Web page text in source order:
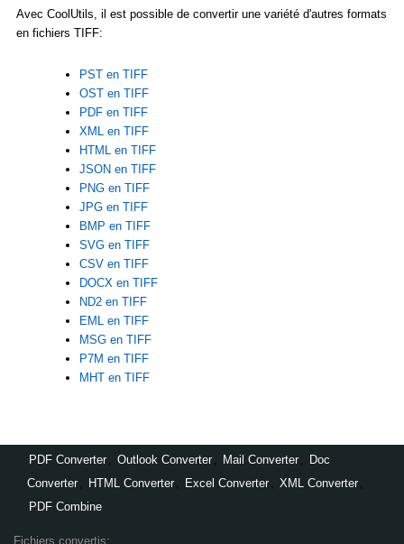
Avec CoolUtils, il est possible de convertir une variété d'autres formats
en fichiers TIFF:
PST en TIFF
OST en TIFF
PDF en TIFF
XML en TIFF
HTML en TIFF
JSON en TIFF
PNG en TIFF
JPG en TIFF
BMP en TIFF
SVG en TIFF
CSV en TIFF
DOCX en TIFF
ND2 en TIFF
EML en TIFF
MSG en TIFF
P7M en TIFF
MHT en TIFF
PDF Converter Outlook Converter Mail Converter
Doc
Converter
HTML Converter Excel Converter XML Converter
PDF Combine
Fichiers convertis: